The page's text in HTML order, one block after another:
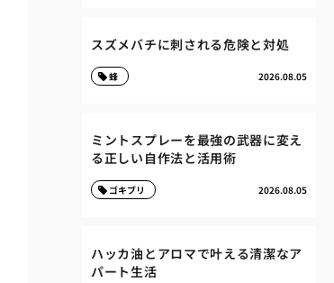
スズメバチに刺される危険と対処
2026.08.05
蜂
ミントスプレーを最強の武器に変え
る正しい自作法と活用術
2026.08.05
ゴキブリ
ハッカ油とアロマで叶える清潔なア
パート生活